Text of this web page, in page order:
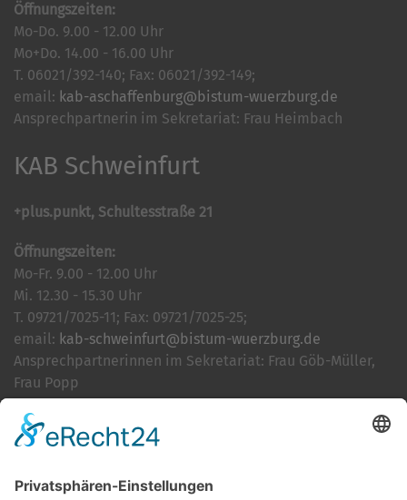
Öffnungszeiten:
Mo-Do. 9.00 - 12.00 Uhr
Mo+Do. 14.00 - 16.00 Uhr
T. 06021/392-140; Fax: 06021/392-149;
email: kab-aschaffenburg@bistum-wuerzburg.de
Ansprechpartnerin im Sekretariat: Frau Heimbach
KAB Schweinfurt
+plus.punkt, Schultesstraße 21
Öffnungszeiten:
Mo-Fr. 9.00 - 12.00 Uhr
Mi. 12.30 - 15.30 Uhr
T. 09721/7025-11; Fax: 09721/7025-25;
email: kab-schweinfurt@bistum-wuerzburg.de
Ansprechpartnerinnen im Sekretariat: Frau Göb-Müller,
Frau Popp